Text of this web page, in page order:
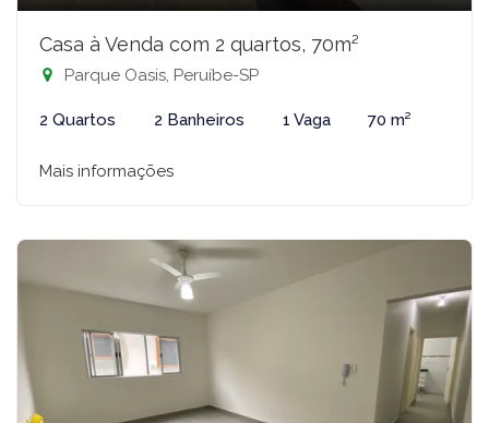
Casa à Venda com 2 quartos, 70m²
Parque Oasis, Peruíbe-SP
2 Quartos 2 Banheiros 1 Vaga 70 m²
Mais informações